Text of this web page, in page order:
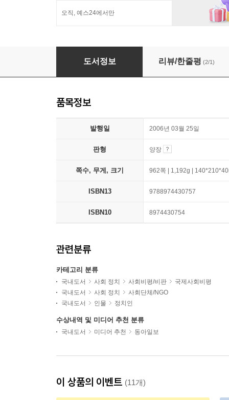
오직, 예스24에서만
만델라 자서전
도서정보 리뷰/한줄평 (2/1)
품목정보
발행일 2006년 03월 25일
판형 양장
쪽수, 무게, 크기 962쪽 | 1,192g |
ISBN13 9788974430757
ISBN10 8974430754
관련분류
카테고리 분류
국내도서 사회 정치 사회비평/비판
국제사회비평
국내도서
사회 정치
사회단체/NGO
국내도서
인물 정치인
수상내역 및 미디어 추천 분류
국내도서 미디어 추천 동아일보
이 상품의 이벤트 (11개)